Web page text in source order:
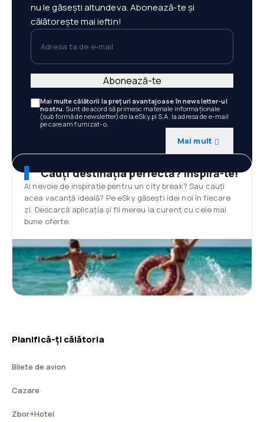
nu le găsești altundeva. Abonează-te și
călătorește mai ieftin!
Adresa ta de e-mail
Mai multe călătorii la prețuri avantajoase în newsletter-ul
nostru. Sunt de acord să primesc materiale informaționale
(sub formă de newsletter) de la eSky.pl S.A. la adresa de e-mail
pe care am furnizat-o.
Mai mult
Abonează-te
Cauți destinația perfectă? Inspiră-te!
Ai nevoie de inspirație pentru un city break? Sau cauți
acea vacanță ideală? Pe eSky găsești idei noi în fiecare
zi. Descarcă aplicația și fii mereu la curent cu cele mai
bune oferte.
Planifică-ți călătoria
Bilete de avion
Cazare
Zbor+Hotel